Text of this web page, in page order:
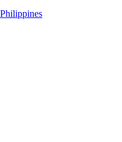
Philippines